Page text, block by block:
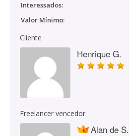
Interessados:
Valor Mínimo:
Cliente
Henrique G.
Freelancer vencedor
Alan de S.